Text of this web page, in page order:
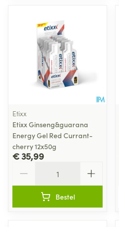
Etixx
Etixx Ginseng&guarana
Energy Gel Red Currant-
cherry 12x50g
€ 35,99
Bestel